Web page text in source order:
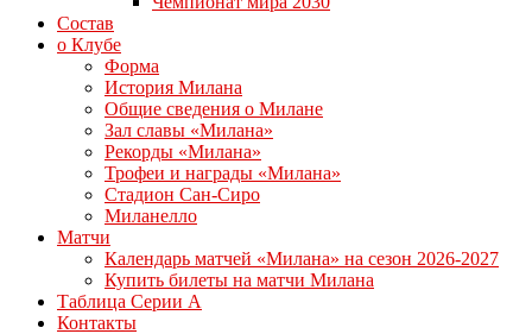
Состав
о Клубе
Форма
История Милана
Общие сведения о Милане
Зал славы «Милана»
Рекорды «Милана»
Трофеи и награды «Милана»
Стадион Сан-Сиро
Миланелло
Матчи
Календарь матчей «Милана» на сезон 2026-2027
Купить билеты на матчи Милана
Таблица Серии А
Контакты